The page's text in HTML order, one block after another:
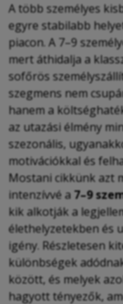
A több személyes
egyre stabilabb
piacon. A 7–9
mert áthidalja a
sofőrös
szegmens nem
hanem a
az utazási élmény
szezonális,
motivációkkal és
Mostani cikkünk azt
intenzívvé a7–9
kik alkotják a
élethelyzetekben és
igény. Részletesen
különbségek
között, és melyek
hagyott tényezők,